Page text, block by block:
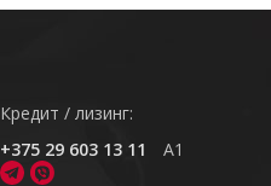
Кредит / лизинг:
+375 29 603 13 11
A1